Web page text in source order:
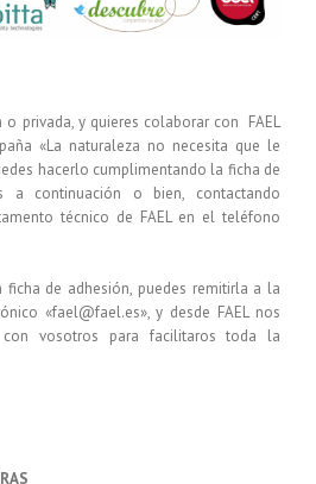
o privada, y quieres colaborar con FAEL
«La naturaleza no necesita que le
hacerlo cumplimentando la ficha de
a continuación o bien, contactando
técnico de FAEL en el teléfono
ficha de adhesión, puedes remitirla a la
«fael@fael.es», y desde FAEL nos
vosotros para facilitaros toda la